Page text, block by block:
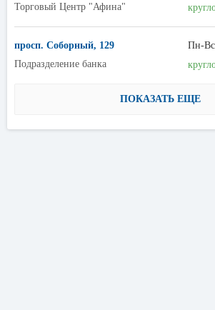
Торговый Центр "Афина"
просп. Соборный, 129
Подразделение банка
Пн-
ПОКАЗАТЬ ЕЩЕ